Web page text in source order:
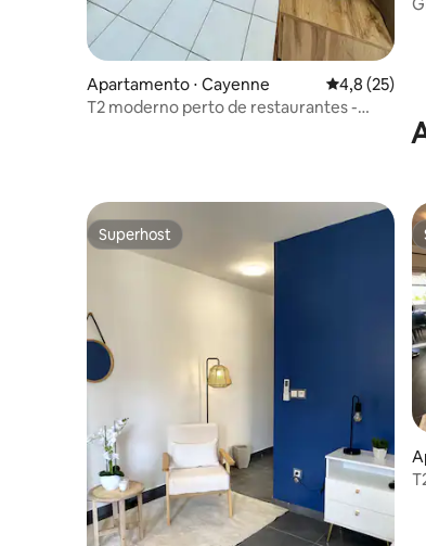
Apartamento ⋅ Cayenne 4,8 de uma
4,8 (25)
T2 moderno perto de restaurantes -
Superhost
Superhost